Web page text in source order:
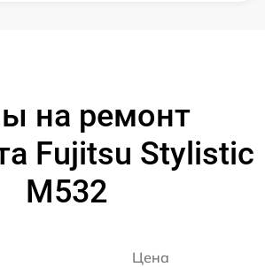
на ремонт
Fujitsu Stylistic
M532
Цена